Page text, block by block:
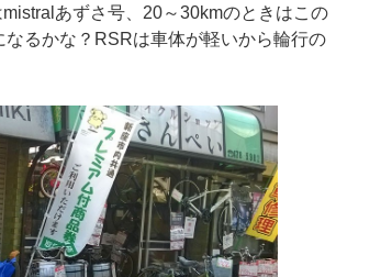
あずさ号、20～30kmのときはこの
るかな？RSRは車体が軽いから輪行の